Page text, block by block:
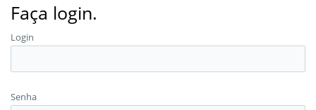
Faça login.
Login
Senha